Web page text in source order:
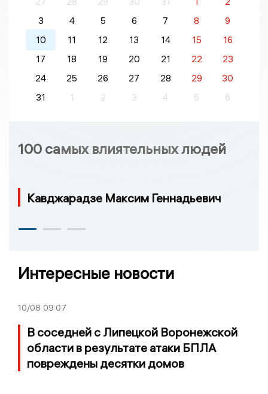
3
4 5 6 7 8
9
10
11 12 13 14 15
16
17
18 19 20 21 22
23
24
25 26 27 28 29
30
31
1 2 3 4 5 6
100 самых влиятельных людей
Кавджарадзе Максим Геннадьевич
Интересные новости
10/08 09:07
В соседней с Липецкой Воронежской
области в результате атаки БПЛА
повреждены десятки домов